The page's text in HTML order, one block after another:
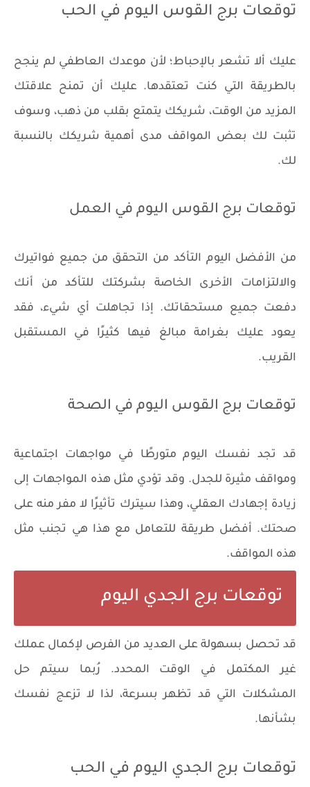
توقعات برج القوس اليوم في الحب
عليك ألا تشعر بالإحباط؛ لأن موعدك العاطفي لم ينجح
بالطريقة التي كنت تعتقدها. عليك أن تمنح علاقتك
المزيد من الوقت، شريكك يتمتع بقلب من ذهب، وسوف
تثبت لك بعض المواقف مدى أهمية شريكك بالنسبة
لك.
توقعات برج القوس اليوم في العمل
من الأفضل اليوم التأكد من التحقق من جميع فواتيرك
والالتزامات الأخرى الخاصة بشركتك للتأكد من أنك
دفعت جميع مستحقاتك. إذا تجاهلت أي شيء، فقد
يعود عليك بغرامة مبالغ فيها كثيرًا في المستقبل
القريب.
توقعات برج القوس اليوم في الصحة
قد تجد نفسك اليوم متورطًا في مواجهات اجتماعية
ومواقف مثيرة للجدل. وقد تؤدي مثل هذه المواجهات إلى
زيادة إجهادك العقلي، وهذا سيترك تأثيرًا لا مفر منه على
صحتك. أفضل طريقة للتعامل مع هذا هي تجنب مثل
هذه المواقف.
توقعات برج الجدي اليوم
قد تحصل بسهولة على العديد من الفرص لإكمال عملك
غير المكتمل في الوقت المحدد. رُبما سيتم حل
المشكلات التي قد تظهر بسرعة، لذا لا تزعج نفسك
بشأنها.
توقعات برج الجدي اليوم في الحب